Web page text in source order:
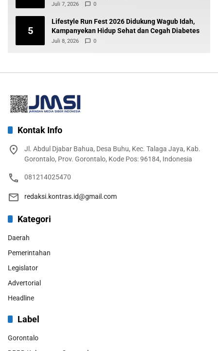
Juli 7, 2026 0
5
Lifestyle Run Fest 2026 Didukung Wagub Idah,
Kampanyekan Hidup Sehat dan Cegah Diabetes
Juli 8, 2026 0
Kontak Info
Jl. Abdul Djabar Bahua, Desa Buhu, Kec. Talaga Jaya, Kab.
Gorontalo, Prov. Gorontalo, Kode Pos: 96184, Indonesia
081214025470
redaksi.kontras.id@gmail.com
Kategori
Daerah
Pemerintahan
Legislator
Advertorial
Headline
Label
Gorontalo